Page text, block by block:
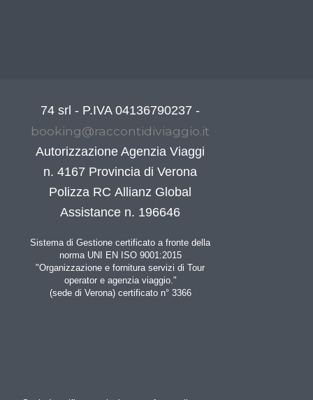
74 srl - P.IVA 04136790237 -
booking@raccontidiviaggio.it
Autorizzazione Agenzia Viaggi
n. 4167 Provincia di Verona
Polizza RC Allianz Global
Assistance n. 196646
Sistema di Gestione certificato a fronte della
norma UNI EN ISO 9001:2015
"Organizzazione e fornitura servizi di Tour
operator e agenzia viaggio."
(sede di Verona) certificato n° 3366